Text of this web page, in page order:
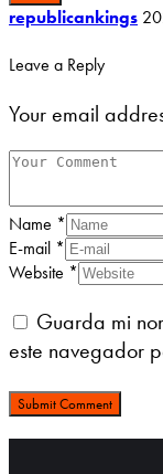
republicankings
Leave a Reply
Your email
Name *
E-mail *
Website *
Guarda mi
este navegador